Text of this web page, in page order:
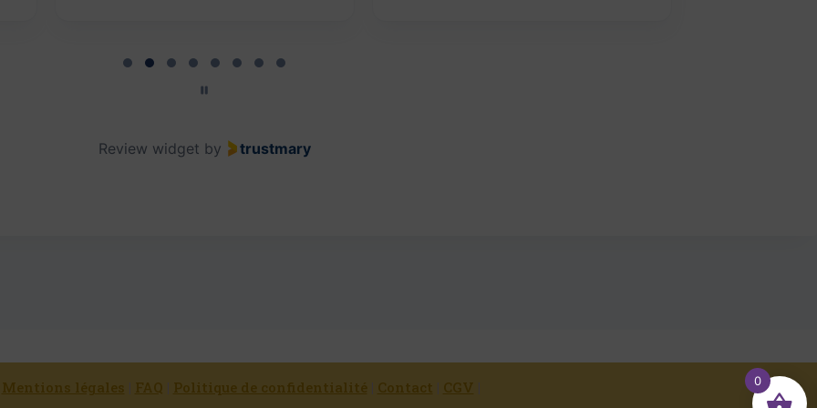
Review widget by trustmary
Mentions légales | FAQ | Politique de confidentialité | Contact | CGV | 0